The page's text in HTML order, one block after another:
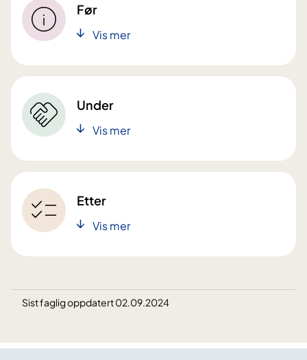
Før
Vis mer
Under
Vis mer
Etter
Vis mer
Sist faglig oppdatert 02.09.2024